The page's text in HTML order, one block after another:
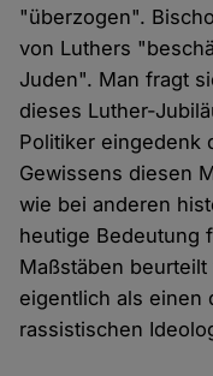
"überzogen".
von Luthers
Juden". Man fragt
dieses Luther-
Politiker eingedenk
Gewissens diesen
wie bei anderen
heutige Bedeutung
Maßstäben
eigentlich als einen
rassistischen